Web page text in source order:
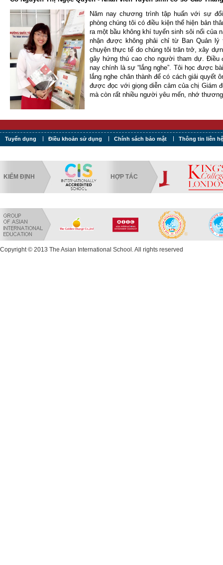
Năm nay chương trình tập huấn với sự
phòng chúng tôi có điều kiện thể hiện bản
ra một bầu không khí tuyển sinh sôi nổi của
nhận được không phải chỉ từ Ban Quản
chuyện thực tế do chúng tôi trăn trở, xây
gây hứng thú cao cho người tham dự. Điều
nay chính là sự “lắng nghe”. Tôi học được
lắng nghe chân thành để có cách giải quyết
được đọc với giọng diễn cảm của chị Giám
mà còn rất nhiều người yêu mến, nhớ
Tuyển dụng Điều khoản sử dụng Chính sách bảo mật Thông tin liên hệ
KIỂM ĐỊNH HỢP TÁC
Copyright © 2013 The Asian International School. All rights reserved